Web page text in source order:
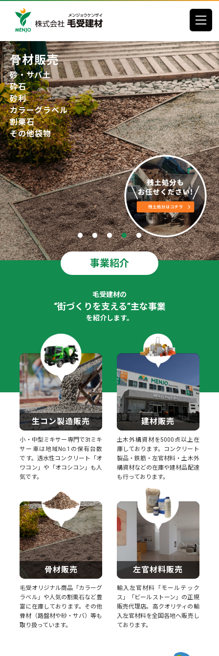
左官材料販売
左官材料
各種輸入左官材料
モールテックス
ビールストーン
その他
事業紹介
毛受建材の
“街づくりを支える”主な事業
を紹介します。
生コン製造販売
小・中型ミキサー専門で3tミキ
サー車は地域No.1の保有台数
です。透水性コンクリート「オ
ワコン」や「オコシコン」も人
気です。
建材販売
土木外構資材を5000点以上在
庫しております。コンクリート
製品・鉄筋・左官材料・土木外
構資材などの在庫や建材品配達
も行っております。
骨材販売
毛受オリジナル商品「カラーグ
ラベル」や人気の割栗石など豊
富に在庫しております。その他
骨材（路盤材や砂・サバ）等も
取り扱っています。
左官材料販売
輸入左官材料「モールテック
ス」「ビールストーン」の正規
販売代理店。高クオリティの輸
入左官材料を全国各地へ販売し
ております。